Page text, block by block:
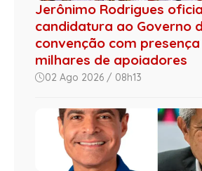
Jerônimo Rodrigues
candidatura ao Governo
convenção com
milhares de apoiadores
02 Ago 2026 / 08h13